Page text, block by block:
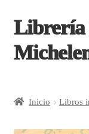
Saltar
navegación
Ir
contenido
Inicio Libros